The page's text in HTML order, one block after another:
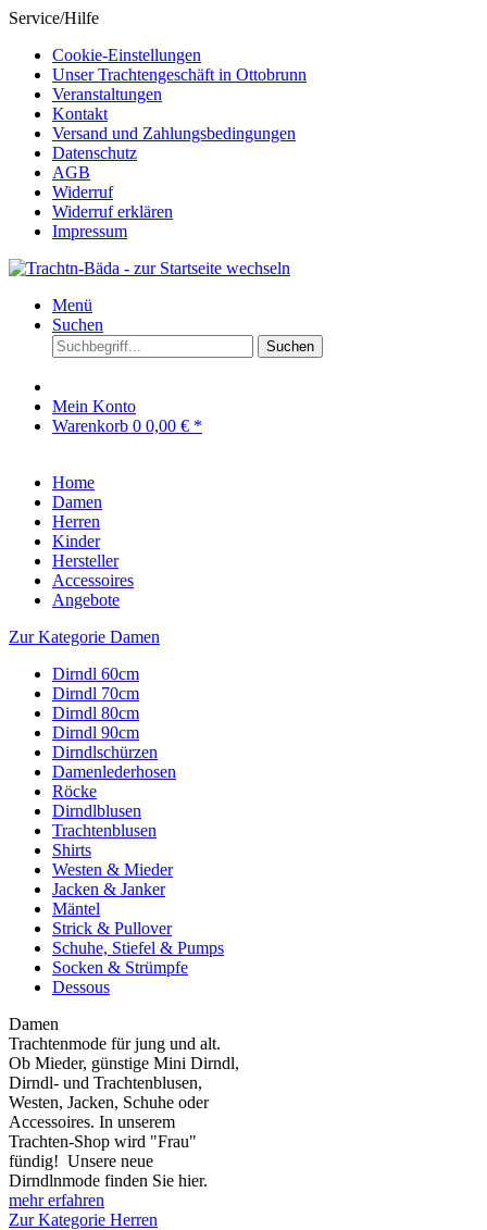
Service/Hilfe
Cookie-Einstellungen
Unser Trachtengeschäft in Ottobrunn
Veranstaltungen
Kontakt
Versand und Zahlungsbedingungen
Datenschutz
AGB
Widerruf
Widerruf erklären
Impressum
Menü
Suchen
Suchen
Mein Konto
Warenkorb 0 0,00 € *
Home
Damen
Herren
Kinder
Hersteller
Accessoires
Angebote
Zur Kategorie Damen
Dirndl 60cm
Dirndl 70cm
Dirndl 80cm
Dirndl 90cm
Dirndlschürzen
Damenlederhosen
Röcke
Dirndlblusen
Trachtenblusen
Shirts
Westen & Mieder
Jacken & Janker
Mäntel
Strick & Pullover
Schuhe, Stiefel & Pumps
Socken & Strümpfe
Dessous
Damen
Trachtenmode für jung und alt.
Ob Mieder, günstige Mini Dirndl,
Dirndl- und Trachtenblusen,
Westen, Jacken, Schuhe oder
Accessoires. In unserem
Trachten-Shop wird "Frau"
fündig! Unsere neue
Dirndlnmode finden Sie hier.
mehr erfahren
Zur Kategorie Herren